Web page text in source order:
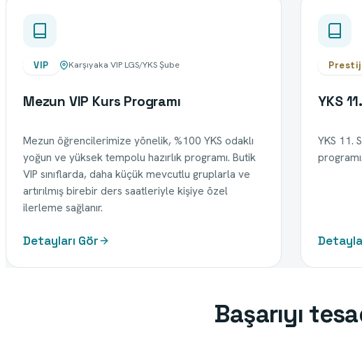
VIP Karşıyaka VIP LGS/YKS Şube
Mezun VIP Kurs Programı
Mezun öğrencilerimize yönelik, %100 YKS odaklı
yoğun ve yüksek tempolu hazırlık programı. Butik
VIP sınıflarda, daha küçük mevcutlu gruplarla ve
artırılmış birebir ders saatleriyle kişiye özel
ilerleme sağlanır.
Detayları Gör
Prestij
YKS
YKS 11.
programı.
Başarıyı